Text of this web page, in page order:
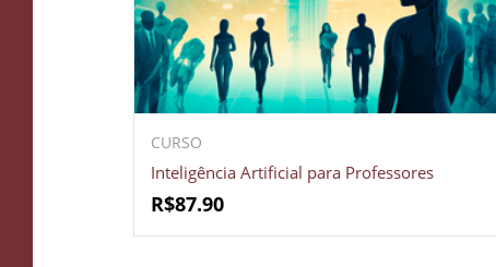
CURSO
Inteligência Artificial para Professores
R$87.90